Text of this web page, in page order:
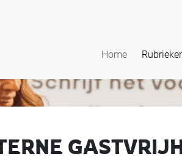
Home